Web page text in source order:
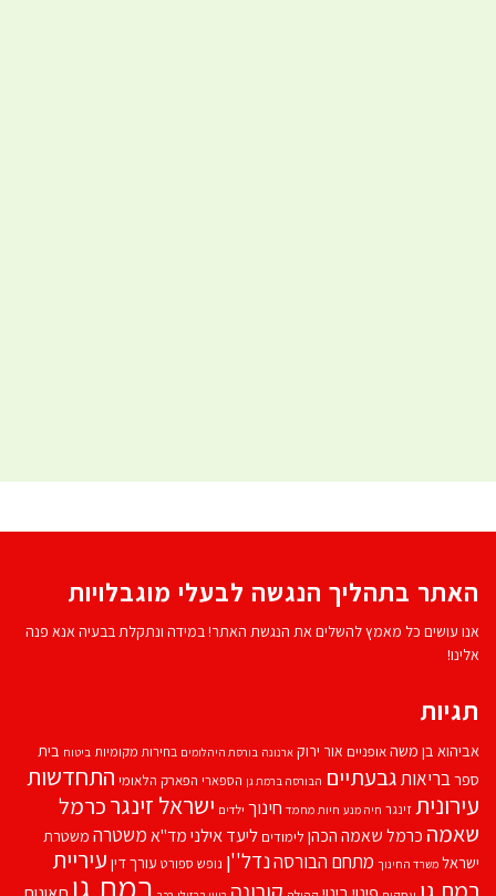
האתר בתהליך הנגשה לבעלי מוגבלויות
אנו עושים כל מאמץ להשלים את הנגשת האתר! במידה ונתקלת בבעיה אנא פנה
אלינו!
תגיות
אביהוא בן משהאופניים אור ירוק ארנונה בורסת היהלומים בחירות מקומיות ביטוח בית
ספרבריאותגבעתיים הבורסה ברמת גן הספארי הפארק הלאומי התחדשות
עירוניתזינגר חיה מנע חיות מחמד חינוך ילדים ישראל זינגרכרמל
שאמה כרמל שאמה הכהן לימודים ליעד אילנימד''אמשטרה משטרת
ישראל משרד החינוך מתחם הבורסהנדל''ן נופש ספורט עורך דין עיריית
רמת גן